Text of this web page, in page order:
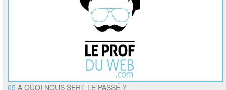
05 A QUOI NOUS SERT LE PASSÉ ?